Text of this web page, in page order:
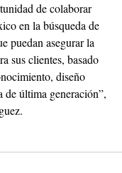
de colaborar
en la búsqueda de
puedan asegurar la
sus clientes, basado
diseño
última generación”,